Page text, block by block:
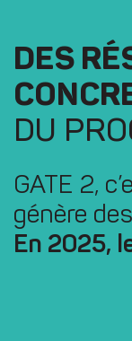
DES
DU
GATE 2,
génère
En 2025,